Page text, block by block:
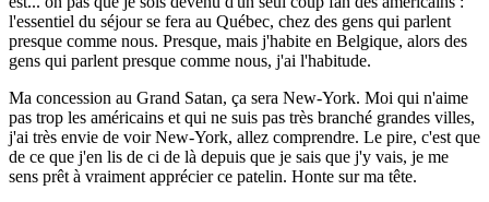
l'essentiel du séjour se fera au Québec, chez des gens qui parlent
presque comme nous. Presque, mais j'habite en Belgique, alors des
gens qui parlent presque comme nous, j'ai l'habitude.
Ma concession au Grand Satan, ça sera New-York. Moi qui n'aime
pas trop les américains et qui ne suis pas très branché grandes villes,
j'ai très envie de voir New-York, allez comprendre. Le pire, c'est que
de ce que j'en lis de ci de là depuis que je sais que j'y vais, je me
sens prêt à vraiment apprécier ce patelin. Honte sur ma tête.